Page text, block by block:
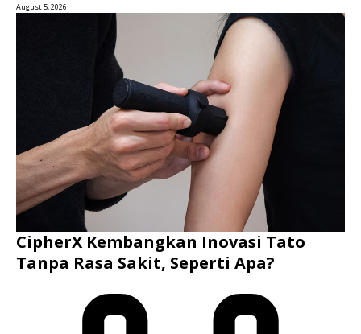
August 5, 2026
CipherX Kembangkan Inovasi Tato
Tanpa Rasa Sakit, Seperti Apa?